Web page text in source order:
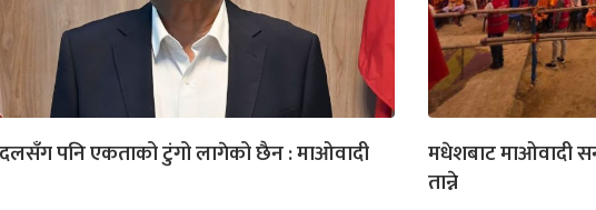
पनि एकताको टुंगो लागेको छैन : माओवादी
मधेशबाट माओवादी
तान्ने